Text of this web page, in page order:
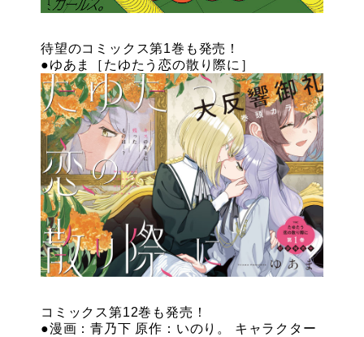
待望のコミックス第1巻も発売！
●ゆあま［たゆたう恋の散り際に］
コミックス第12巻も発売！
●漫画：青乃下 原作：いのり。 キャラクター